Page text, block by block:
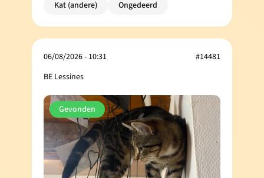
Kat (andere) Ongedeerd
06/08/2026 - 10:31
BE Lessines
#14481
Gevonden